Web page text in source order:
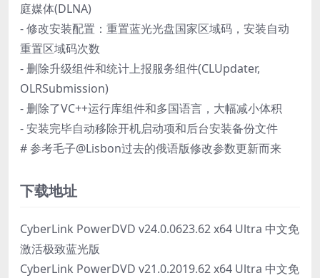
庭媒体(DLNA)
- 修改安装配置：重置蓝光光盘国家区域码，安装自动
重置区域码次数
- 删除升级组件和统计上报服务组件(CLUpdater,
OLRSubmission)
- 删除了VC++运行库组件和多国语言，大幅减小体积
- 安装完毕自动移除开机启动项和后台安装备份文件
# 参考毛子@Lisbon过去的俄语版修改参数更新而来
下载地址
CyberLink PowerDVD v24.0.0623.62 x64 Ultra 中文免
激活极致蓝光版
CyberLink PowerDVD v21.0.2019.62 x64 Ultra 中文免